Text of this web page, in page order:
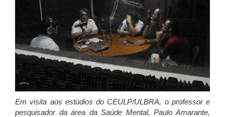
Em visita aos estúdios do CEULP/ULBRA, o professor e
pesquisador da área da Saúde Mental, Paulo Amarante,